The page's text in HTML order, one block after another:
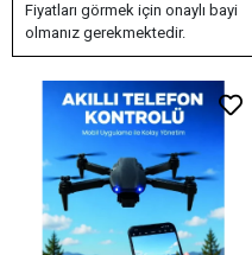
Fiyatları görmek için onaylı bayi
olmanız gerekmektedir.